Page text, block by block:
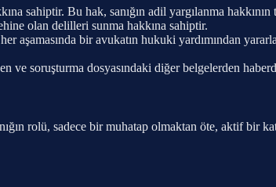
sahiptir. Bu hak, sanığın adil yargılanma
olan delilleri sunma hakkına sahiptir.
aşamasında bir avukatın hukuki yardımından
ve soruşturma dosyasındaki diğer belgelerden
rolü, sadece bir muhatap olmaktan öte, aktif bir